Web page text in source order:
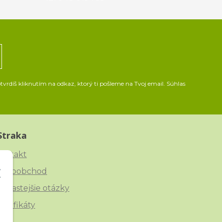
kliknutím na odkaz, ktorý ti pošleme na Tvoj email. Súhlas
otázky